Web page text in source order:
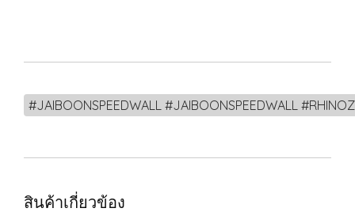
#JAIBOONSPEEDWALL #JAIBOONSPEEDWALL
สินค้าเกี่ยวข้อง